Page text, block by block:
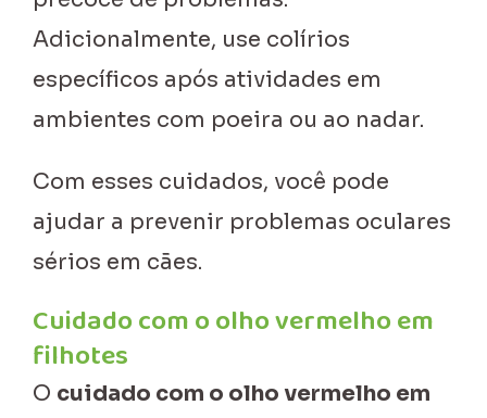
Adicionalmente, use colírios
específicos após atividades em
ambientes com poeira ou ao nadar.
Com esses cuidados, você pode
ajudar a prevenir problemas oculares
sérios em cães.
Cuidado com o olho vermelho em
filhotes
O cuidado com o olho vermelho em